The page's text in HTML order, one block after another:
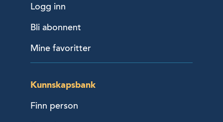
Logg inn
Bli abonnent
Mine favoritter
Kunnskapsbank
Finn person